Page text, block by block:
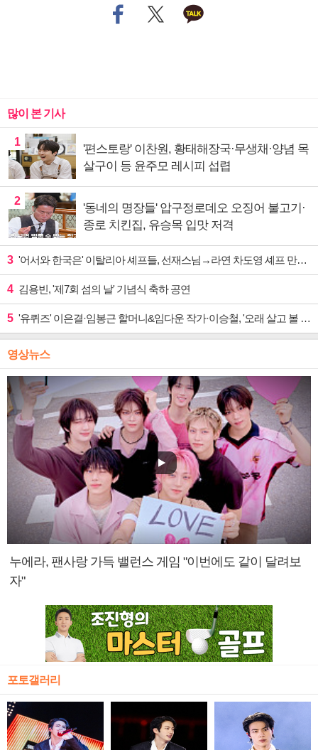
많이 본 기사
1
'편스토랑' 이찬원, 황태해장국·무생채·양념 목
살구이 등 윤주모 레시피 섭렵
2
'동네의 명장들' 압구정로데오 오징어 불고기·
종로 치킨집, 유승목 입맛 저격
3 '어서와 한국은' 이탈리아 셰프들, 선재스님→라연 차도영 셰프 만난다
4 김용빈, '제7회 섬의 날' 기념식 축하 공연
5 '유퀴즈' 이은결·임봉근 할머니&임다운 작가·이승철, '오래 살고 볼 일' 특집 출격
영상뉴스
누에라, 팬사랑 가득 밸런스 게임 "이번에도 같이 달려보
자"
포토갤러리